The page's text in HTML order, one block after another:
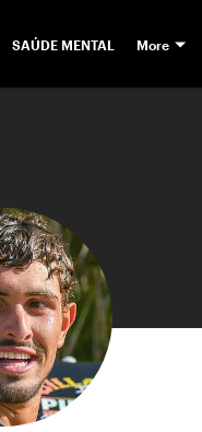
SAÚDE MENTAL More